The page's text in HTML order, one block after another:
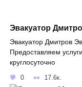
Эвакуатор
Эвакуатор Дмитров
Предоставляем
круглосуточно
0 17.6к.